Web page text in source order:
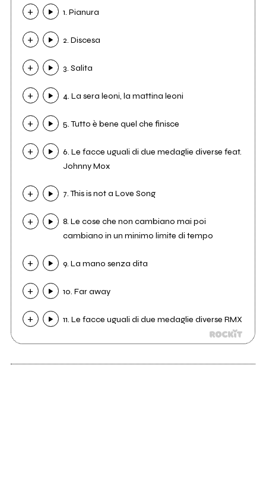
1. Pianura
2. Discesa
3. Salita
4. La sera leoni, la mattina leoni
5. Tutto è bene quel che finisce
6. Le facce uguali di due medaglie diverse feat.
Johnny Mox
7. This is not a Love Song
8. Le cose che non cambiano mai poi
cambiano in un minimo limite di tempo
9. La mano senza dita
10. Far away
11. Le facce uguali di due medaglie diverse RMX